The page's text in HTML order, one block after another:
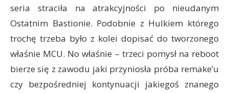
seria straciła na atrakcyjności po nieudanym
Ostatnim Bastionie. Podobnie z Hulkiem którego
trochę trzeba było z kolei dopisać do tworzonego
właśnie MCU. No właśnie – trzeci pomysł na reboot
bierze się z zawodu jaki przyniosła próba remake’u
czy bezpośredniej kontynuacji jakiegoś znanego